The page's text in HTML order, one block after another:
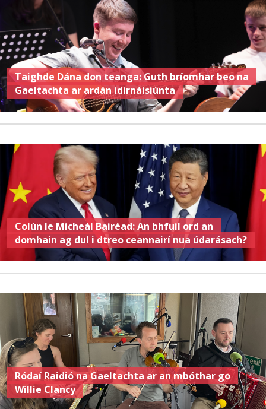
Taighde Dána don teanga: Guth bríomhar beo na
Gaeltachta ar ardán idirnáisiúnta
Colún le Micheál Bairéad: An bhfuil ord an
domhain ag dul i dtreo ceannairí nua údarásach?
Ródaí Raidió na Gaeltachta ar an mbóthar go
Willie Clancy